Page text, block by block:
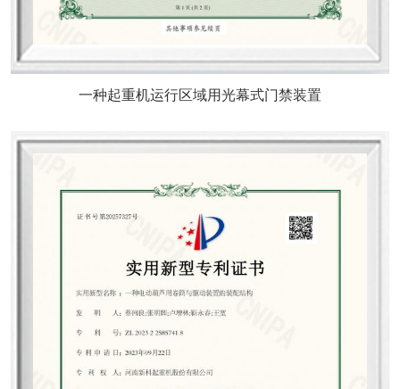
一种起重机运行区域用光幕式门禁装置